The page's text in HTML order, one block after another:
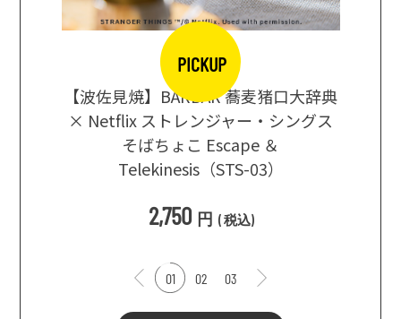
PICKUP
【波佐見焼】BARBAR 蕎麦猪口大辞典
× Netflix ストレンジャー・シングス
そばちょこ Escape ＆
Telekinesis（STS-03）
2,750 円 (税込)
01 02 03